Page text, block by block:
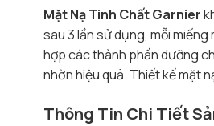
Mặt Nạ Tinh Chất Garnier
sau 3 lần sử dụng, mỗi
hợp các thành phần dưỡng
nhờn hiệu quả. Thiết kế mặt
Thông Tin Chi Tiết